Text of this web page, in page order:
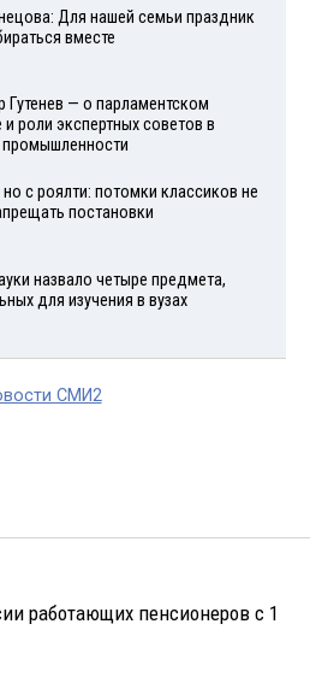
Для нашей семьи праздник
вместе
Гутенев — о парламентском
и роли экспертных советов в
промышленности
но с роялти: потомки классиков не
постановки
назвало четыре предмета,
для изучения в вузах
СМИ2
работающих пенсионеров с 1